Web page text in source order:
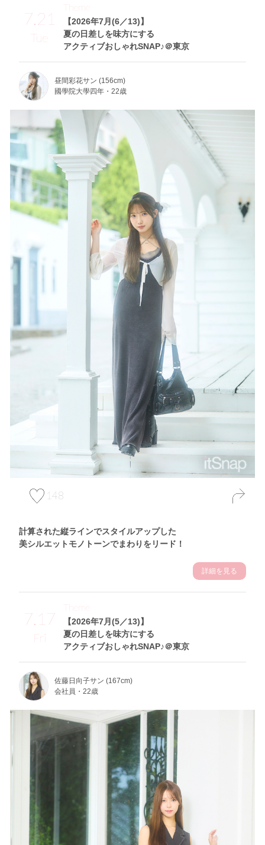
7.21
Tue
【2026年7月(6／13)】
夏の日差しを味方にする
アクティブおしゃれSNAP♪＠東京
Theme
昼間彩花サン (156cm)
國學院大學四年・22歳
148
計算された縦ラインでスタイルアップした
美シルエットモノトーンでまわりをリード！
詳細を見る
7.17
Fri
【2026年7月(5／13)】
夏の日差しを味方にする
アクティブおしゃれSNAP♪＠東京
Theme
佐藤日向子サン (167cm)
会社員・22歳